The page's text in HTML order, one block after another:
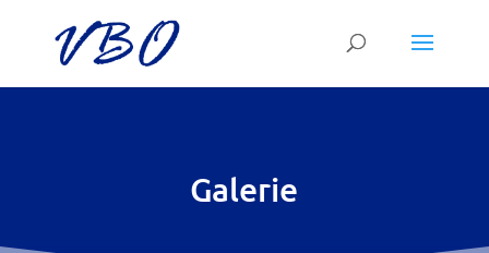
Galerie